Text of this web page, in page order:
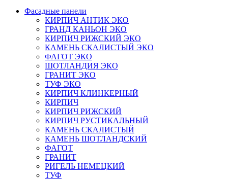
Фасадные панели
КИРПИЧ АНТИК ЭКО
ГРАНД КАНЬОН ЭКО
КИРПИЧ РИЖСКИЙ ЭКО
КАМЕНЬ СКАЛИСТЫЙ ЭКО
ФАГОТ ЭКО
ШОТЛАНДИЯ ЭКО
ГРАНИТ ЭКО
ТУФ ЭКО
КИРПИЧ КЛИНКЕРНЫЙ
КИРПИЧ
КИРПИЧ РИЖСКИЙ
КИРПИЧ РУСТИКАЛЬНЫЙ
КАМЕНЬ СКАЛИСТЫЙ
КАМЕНЬ ШОТЛАНДСКИЙ
ФАГОТ
ГРАНИТ
РИГЕЛЬ НЕМЕЦКИЙ
ТУФ